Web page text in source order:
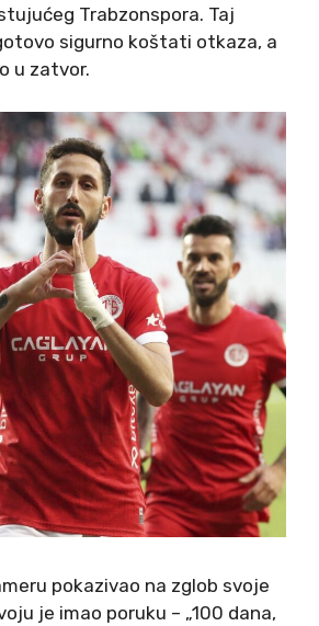
Trabzonspora. Taj
sigurno koštati otkaza, a
u zatvor.
pokazivao na zglob svoje
je imao poruku – „100 dana,